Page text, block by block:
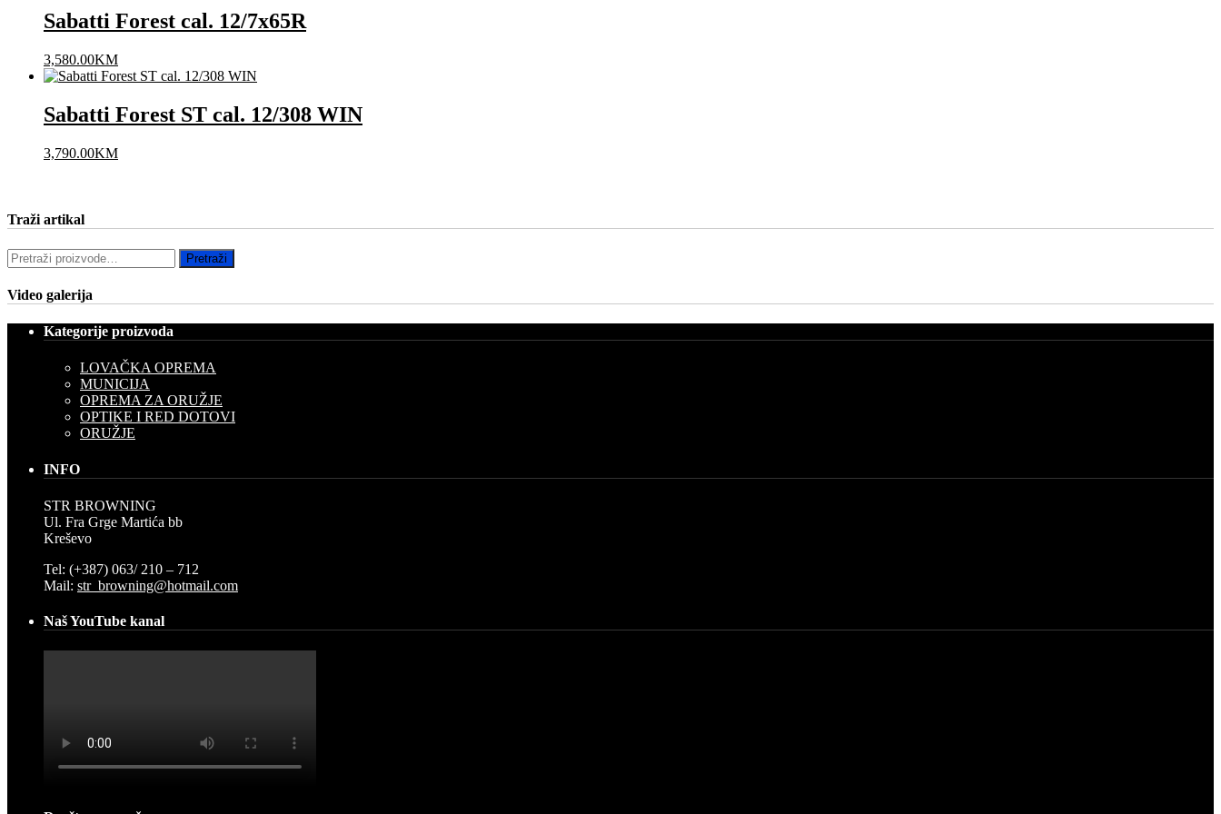
Sabatti Forest cal. 12/7x65R
3,580.00KM
Sabatti Forest ST cal. 12/308 WIN
3,790.00KM
Traži artikal
Pretraži: Pretraži
Video galerija
Kategorije proizvoda
LOVAČKA OPREMA
MUNICIJA
OPREMA ZA ORUŽJE
OPTIKE I RED DOTOVI
ORUŽJE
INFO
STR BROWNING
Ul. Fra Grge Martića bb
Kreševo
Tel: (+387) 063/ 210 – 712
Mail: str_browning@hotmail.com
Naš YouTube kanal